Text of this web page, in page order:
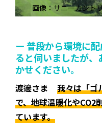
画像：サニーカント
ー 普段から環境に
ると伺いましたが
かせください。
渡邊さま
我々は「ゴ
で、地球温暖化やCO2
ています。